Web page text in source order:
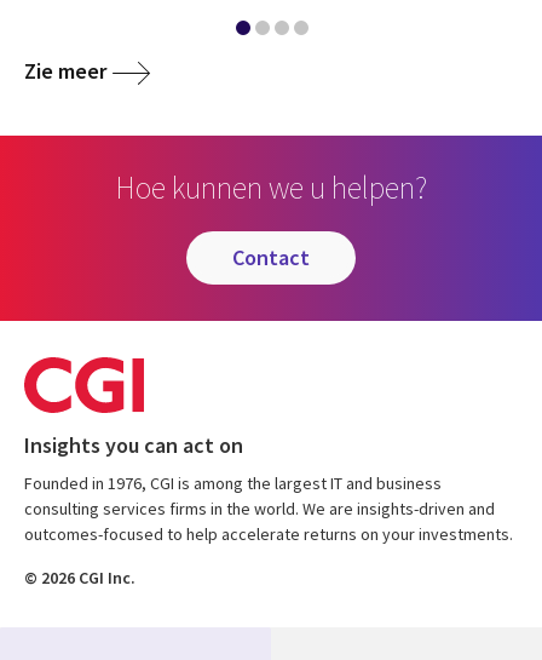
Zie meer
Hoe kunnen we u helpen?
contact
Insights you can act on
Founded in 1976, CGI is among the largest IT and business
consulting services firms in the world. We are insights-driven and
outcomes-focused to help accelerate returns on your investments.
© 2026 CGI Inc.